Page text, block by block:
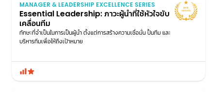
MANAGER & LEADERSHIP EXCELLENCE SERIES
Essential Leadership: ภาวะผู้นำที่ใช้หัวใจขับ
เคลื่อนทีม
ทักษะที่จำเป็นในการเป็นผู้นำ ตั้งแต่การสร้างความเชื่อมั่น ปั้นทีม และ
บริหารทีมเพื่อให้ถึงเป้าหมาย